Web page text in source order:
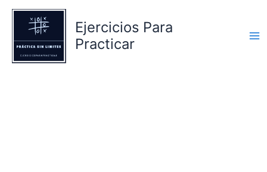
contenido
Ejercicios Para
Practicar